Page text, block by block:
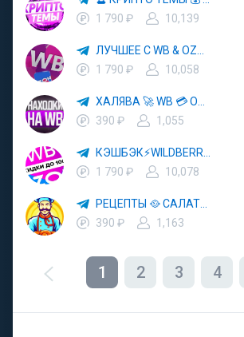
1 790 ₽
10,139
1 790 ₽
10,058
390 ₽
1,055
1 790 ₽
10,078
390 ₽
1,163
1 2 3 4